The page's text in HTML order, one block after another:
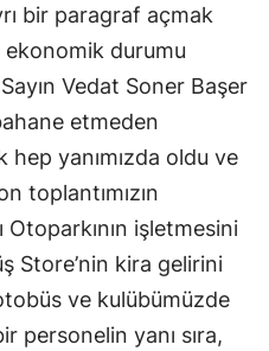
Rize
Sakarya
Samsun
Siirt
Sinop
Sivas
bir paragraf açmak
durumu
Vedat Soner Başer
etmeden
hep yanımızda oldu ve
toplantımızın
Otoparkının işletmesini
Store’nin kira gelirini
ve kulübümüzde
personelin yanı sıra,